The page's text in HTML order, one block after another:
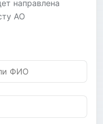
направлена
АО